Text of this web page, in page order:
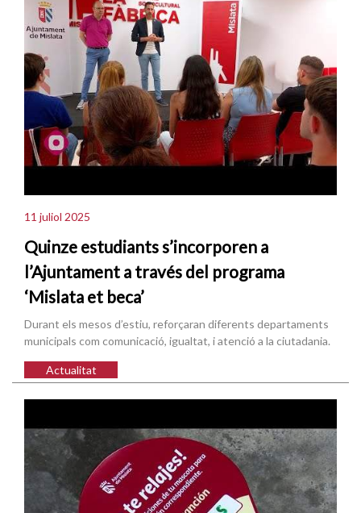
11 juliol 2025
Quinze estudiants s’incorporen a
l’Ajuntament a través del programa
‘Mislata et beca’
Durant els mesos d’estiu, reforçaran diferents departaments
municipals com comunicació, igualtat, i atenció a la ciutadania.
Actualitat